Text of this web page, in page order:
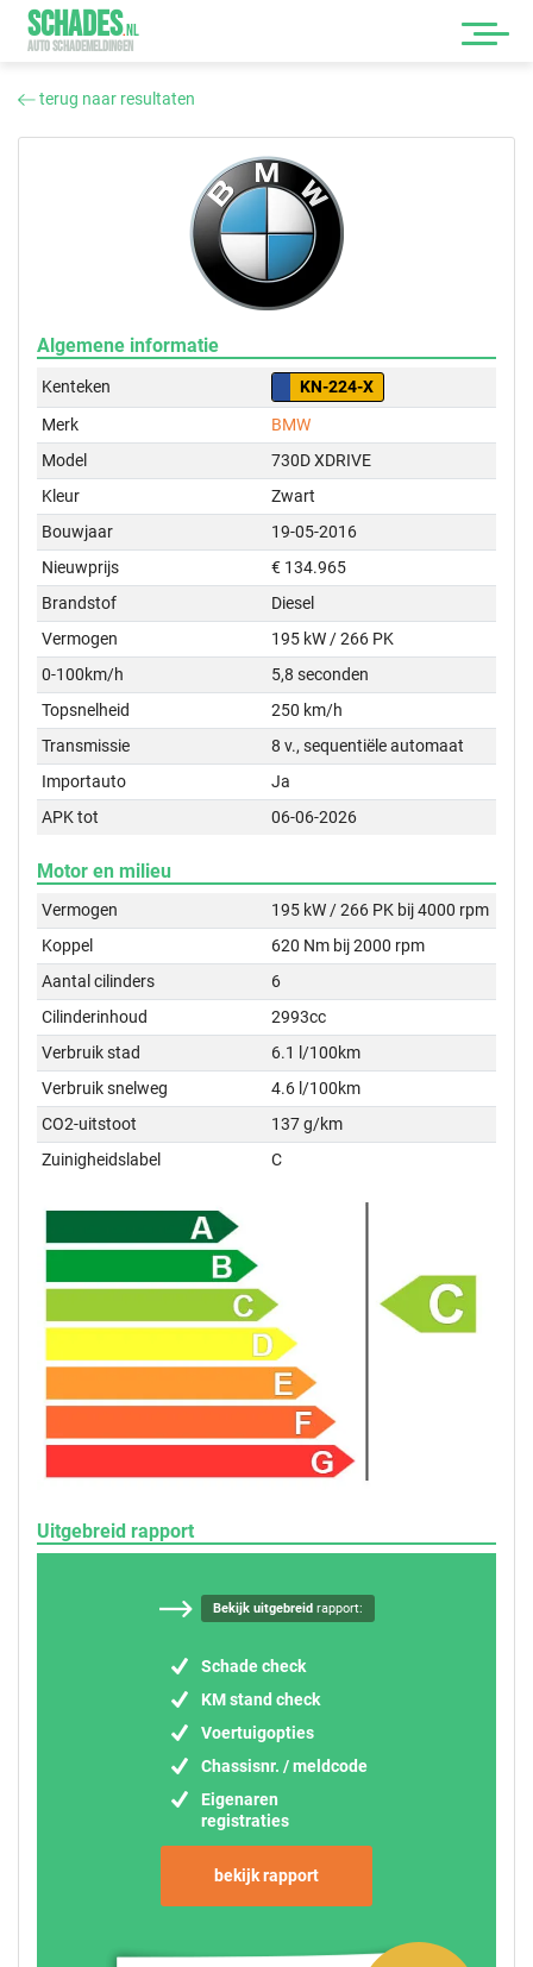
SCHADES.NL
AUTO SCHADEMELDINGEN
terug naar resultaten
Algemene informatie
Kenteken
KN-224-X
Merk
BMW
Model
730D XDRIVE
Kleur
Zwart
Bouwjaar
19-05-2016
Nieuwprijs
€ 134.965
Brandstof
Diesel
Vermogen
195 kW / 266 PK
0-100km/h
5,8 seconden
Topsnelheid
250 km/h
Transmissie
8 v., sequentiële automaat
Importauto
Ja
APK tot
06-06-2026
Motor en milieu
Vermogen
195 kW / 266 PK bij 4000 rpm
Koppel
620 Nm bij 2000 rpm
Aantal cilinders
6
Cilinderinhoud
2993cc
Verbruik stad
6.1 l/100km
Verbruik snelweg
4.6 l/100km
CO2-uitstoot
137 g/km
Zuinigheidslabel
C
Uitgebreid rapport
Bekijk uitgebreidrapport:
Schade check
KM stand check
Voertuigopties
Chassisnr. / meldcode
Eigenaren
registraties
bekijk rapport